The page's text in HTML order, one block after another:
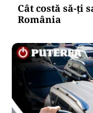
Cât costă să-ți
România